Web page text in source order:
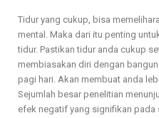
Tidur yang cukup, bisa
mental. Maka dari itu penting
tidur. Pastikan tidur anda cukup
membiasakan diri dengan
pagi hari. Akan membuat anda
Sejumlah besar penelitian
efek negatif yang signifikan pada